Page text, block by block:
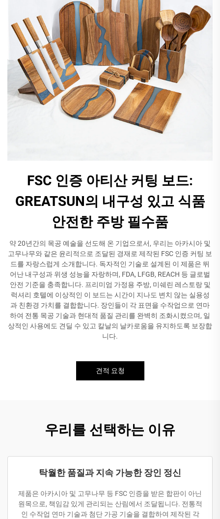
FSC 인증 아티산 커팅 보드:
GREATSUN의 내구성 있고 식품
안전한 주방 필수품
약 20년간의 목공 예술을 선도해 온 기업으로서, 우리는 아카시아 및
고무나무와 같은 윤리적으로 조달된 경재로 제작된 FSC 인증 커팅 보
드를 자랑스럽게 소개합니다. 독자적인 기술로 설계된 이 제품은 뛰
어난 내구성과 위생 성능을 자랑하며, FDA, LFGB, REACH 등 글로벌
안전 기준을 충족합니다. 프리미엄 가정용 주방, 미쉐린 레스토랑 및
럭셔리 호텔에 이상적인 이 보드는 시간이 지나도 변치 않는 실용성
과 친환경 가치를 결합합니다. 장인들이 각 표면을 수작업으로 연마
하여 전통 목공 기술과 현대적 품질 관리를 완벽히 조화시켰으며, 일
상적인 사용에도 견딜 수 있고 칼날의 날카로움을 유지하도록 보장합
니다.
견적 요청
우리를 선택하는 이유
탁월한 품질과 지속 가능한 장인 정신
제품은 아카시아 및 고무나무 등 FSC 인증을 받은 합판이 아닌
원목으로, 책임감 있게 관리되는 산림에서 조달됩니다. 전통적
인 수작업 연마 기술과 첨단 가공 기술을 결합하여 제작된 각